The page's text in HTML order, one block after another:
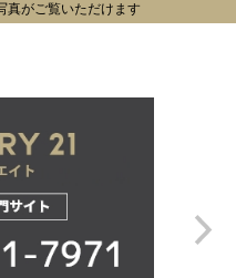
真がご覧いただけます